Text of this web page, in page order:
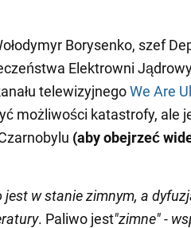
Borysenko, szef
Elektrowni
telewizyjnegoWe Are
możliwości katastrofy, ale
(aby obejrzeć
jest w stanie zimnym, a
. Paliwo jest"zimne" -